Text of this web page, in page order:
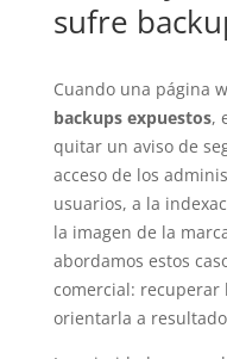
sufre
Cuando una página
backups expuestos,
quitar un aviso de
acceso de los
usuarios, a la
la imagen de la
abordamos estos
comercial: recuperar
orientarla a